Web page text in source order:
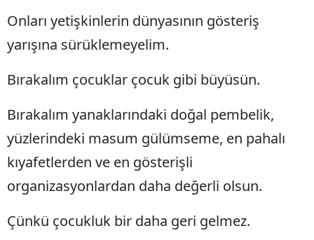
Siirt
Sinop
Sivas
Tekirdağ
Trabzon
Onları yetişkinlerin dünyasının gösteriş
yarışına sürüklemeyelim.
Bırakalım çocuklar çocuk gibi büyüsün.
Bırakalım yanaklarındaki doğal pembelik,
yüzlerindeki masum gülümseme, en pahalı
kıyafetlerden ve en gösterişli
organizasyonlardan daha değerli olsun.
Çünkü çocukluk bir daha geri gelmez.